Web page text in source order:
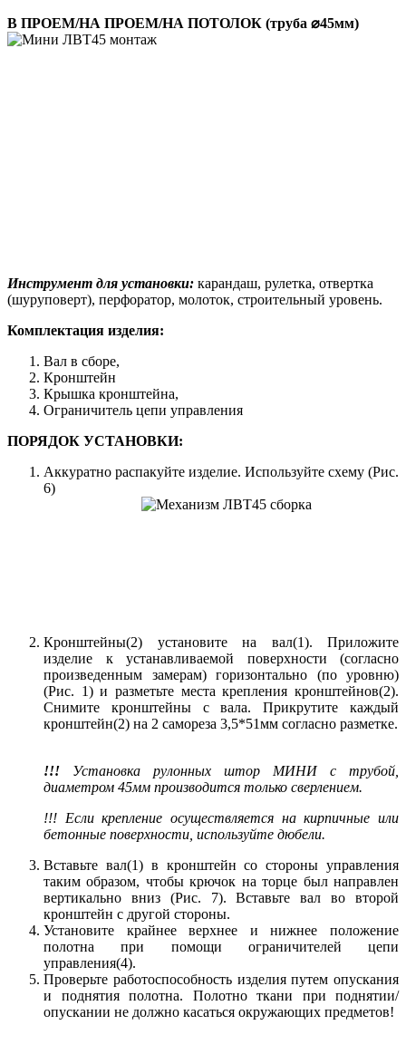
В ПРОЕМ/НА ПРОЕМ/НА ПОТОЛОК (труба ⌀45мм)
Инструмент для установки: карандаш, рулетка, отвертка
(шуруповерт), перфоратор, молоток, строительный уровень.
Комплектация изделия:
Вал в сборе,
Кронштейн
Крышка кронштейна,
Ограничитель цепи управления
ПОРЯДОК УСТАНОВКИ:
Аккуратно распакуйте изделие. Используйте схему (Рис.
6)
Кронштейны(2) установите на вал(1). Приложите
изделие к устанавливаемой поверхности (согласно
произведенным замерам) горизонтально (по уровню)
(Рис. 1) и разметьте места крепления кронштейнов(2).
Снимите кронштейны с вала. Прикрутите каждый
кронштейн(2) на 2 самореза 3,5*51мм согласно разметке.
!!! Установка рулонных штор МИНИ с трубой,
диаметром 45мм производится только сверлением.
!!! Если крепление осуществляется на кирпичные или
бетонные поверхности, используйте дюбели.
Вставьте вал(1) в кронштейн со стороны управления
таким образом, чтобы крючок на торце был направлен
вертикально вниз (Рис. 7). Вставьте вал во второй
кронштейн с другой стороны.
Установите крайнее верхнее и нижнее положение
полотна при помощи ограничителей цепи
управления(4).
Проверьте работоспособность изделия путем опускания
и поднятия полотна. Полотно ткани при поднятии/
опускании не должно касаться окружающих предметов!